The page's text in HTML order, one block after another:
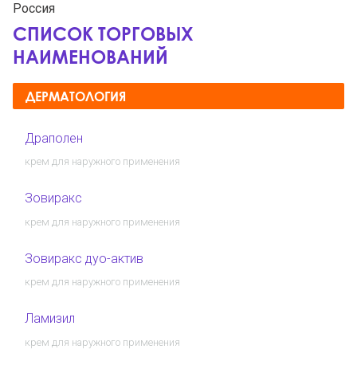
Россия
СПИСОК ТОРГОВЫХ
НАИМЕНОВАНИЙ
ДЕРМАТОЛОГИЯ
Драполен
крем для наружного применения
Зовиракс
крем для наружного применения
Зовиракс дуо-актив
крем для наружного применения
Ламизил
крем для наружного применения